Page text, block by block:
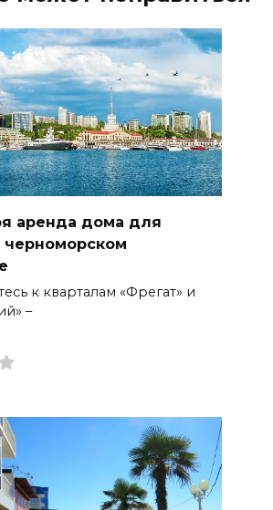
аренда дома для
черноморском
к кварталам «Фрегат» и
–